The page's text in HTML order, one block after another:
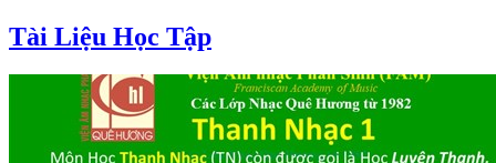
Tài Liệu Học Tập